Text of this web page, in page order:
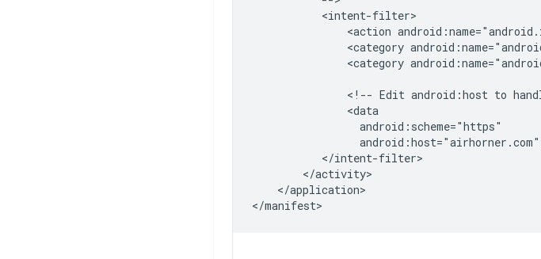
<action
<category
<category
<!-- Edit android:host to
</application>